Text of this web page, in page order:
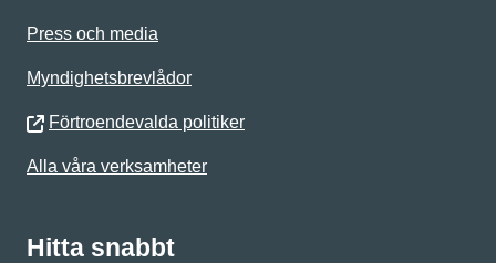
Press och media
Myndighetsbrevlådor
Förtroendevalda politiker
Alla våra verksamheter
Hitta snabbt